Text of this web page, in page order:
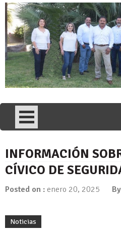
INFORMACIÓN
CÍVICO DE
Posted on : enero 20, 2025 By
Noticias